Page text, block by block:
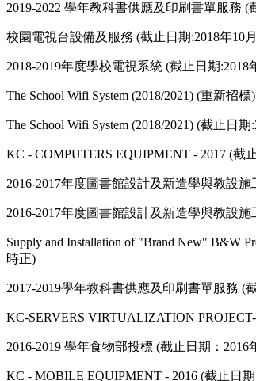
2019-2022 學年教科書供應及印刷書單服務 (
校園電視台設備及服務 (截止日期:2018年10
2018-2019年度學校電視系統 (截止日期:2018
The School Wifi System (2018/2021) (重新招
The School Wifi System (2018/2021) (截止日
KC - COMPUTERS EQUIPMENT - 2017 (截
2016-2017年度圖書館設計及新造學與教設
2016-2017年度圖書館設計及新造學與教設
Supply and Installation of "Brand New" B&W
時正)
2017-2019學年教科書供應及印刷書單服務 (
KC-SERVERS VIRTUALIZATION
2016-2019 學年食物部投標 (截止日期：2016
KC - MOBILE EQUIPMENT - 2016 (截止日